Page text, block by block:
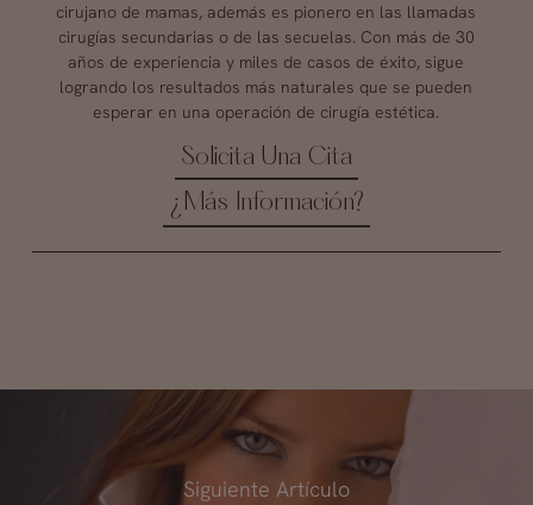
cirujano de mamas, además es pionero en las llamadas
cirugías secundarias o de las secuelas. Con más de 30
años de experiencia y miles de casos de éxito, sigue
logrando los resultados más naturales que se pueden
esperar en una operación de cirugía estética.
Solicita Una Cita
¿Más Información?
Siguiente Artículo